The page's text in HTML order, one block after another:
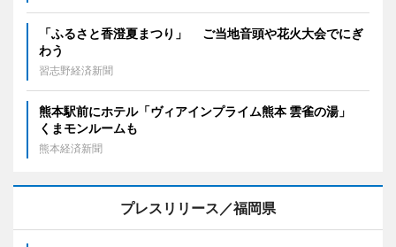
「ふるさと香澄夏まつり」 ご当地音頭や花火大会でにぎ
わう
習志野経済新聞
熊本駅前にホテル「ヴィアインプライム熊本 雲雀の湯」
くまモンルームも
熊本経済新聞
プレスリリース／福岡県